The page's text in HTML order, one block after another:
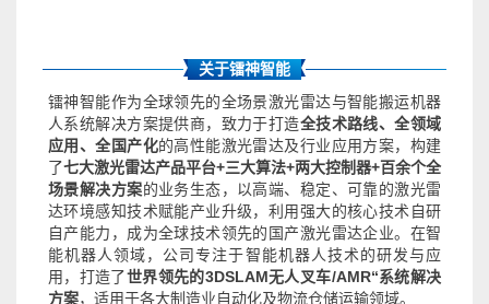
关于镭神智能
镭神智能作为全球领先的全场景激光雷达与智能搬运机器
人系统解决方案提供商，致力于打造全技术路线、全领域
应用、全国产化的高性能激光雷达及行业应用方案，构建
了七大激光雷达产品平台+三大算法+两大控制器+百余个全
场景解决方案的业务生态，以高端、稳定、可靠的激光雷
达环境感知技术赋能产业升级，利用强大的核心技术自研
自产能力，成为全球技术领先的国产激光雷达企业。在智
能机器人领域，公司专注于智能机器人技术的研发与应
用，打造了世界领先的3DSLAM无人叉车/AMR“系统解决
方案，适用于各大制造业自动化及物流仓储运输领域。